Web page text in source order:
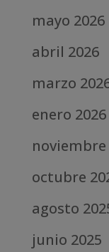
mayo 2026
abril 2026
marzo
enero 2026
noviembre
octubre
agosto
junio 2025